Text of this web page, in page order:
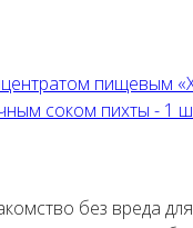
пищевым
соком пихты - 1
без вреда